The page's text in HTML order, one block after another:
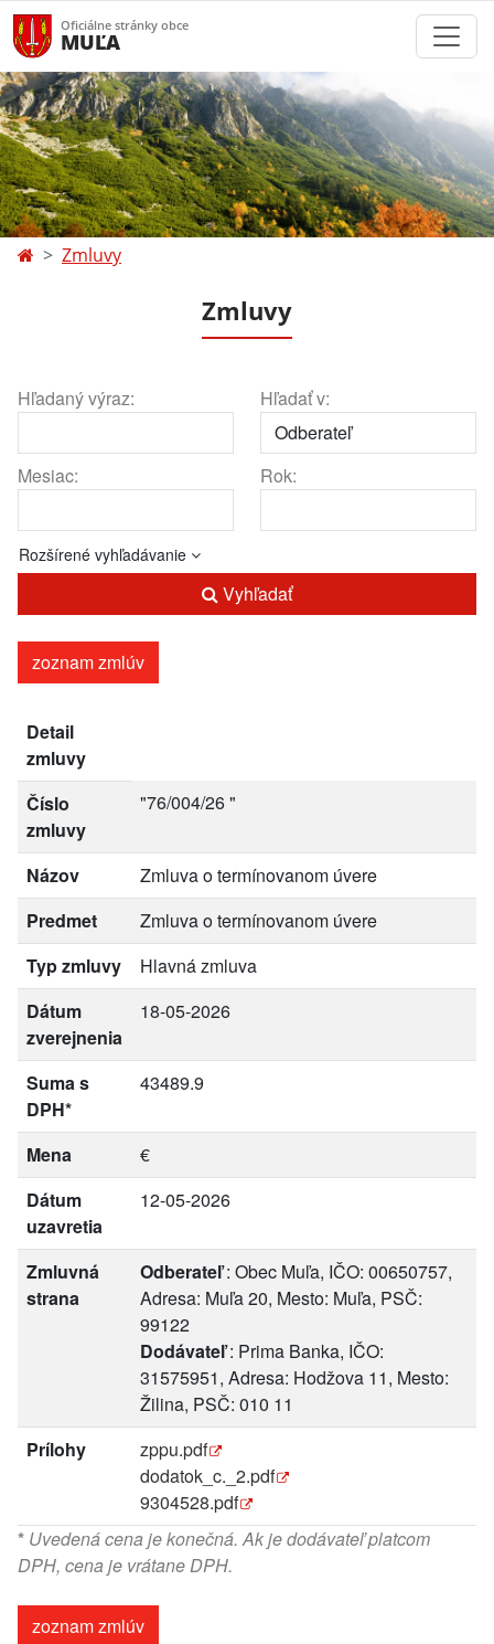
Oficiálne stránky obce
MUĽA
Zmluvy
Zmluvy
Hľadaný výraz: Hľadať v:
Mesiac: Rok:
Rozšírené vyhľadávanie
Vyhľadať
zoznam zmlúv
Detail
zmluvy
Číslo
zmluvy
"76/004/26 "
Názov
Zmluva o termínovanom úvere
Predmet
Zmluva o termínovanom úvere
Typ zmluvy
Hlavná zmluva
Dátum
zverejnenia
18-05-2026
Suma s
DPH*
43489.9
Mena
€
Dátum
uzavretia
12-05-2026
Zmluvná
strana
Odberateľ: Obec Muľa, IČO: 00650757,
Adresa: Muľa 20, Mesto: Muľa, PSČ:
99122
Dodávateľ: Prima Banka, IČO:
31575951, Adresa: Hodžova 11, Mesto:
Žilina, PSČ: 010 11
Prílohy
zppu.pdf
dodatok_c._2.pdf
9304528.pdf
* Uvedená cena je konečná. Ak je dodávateľ platcom
DPH, cena je vrátane DPH.
zoznam zmlúv